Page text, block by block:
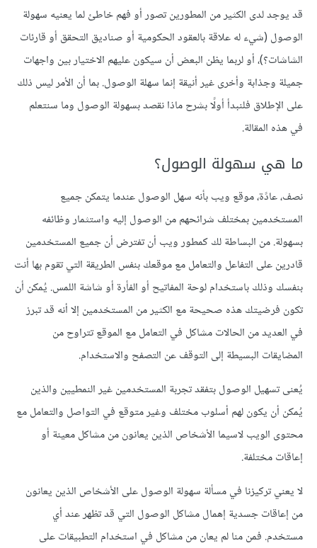
قد يوجد لدى الكثير من المطورين تصور أو فهم خاطئ لما يعنيه سهولة
الوصول (شيء له علاقة بالعقود الحكومية أو صناديق التحقق أو قارئات
الشاشات؟)، أو لربما يظن البعض أن سيكون عليهم الاختيار بين واجهات
جميلة وجذابة وأخرى غير أنيقة إنما سهلة الوصول. بما أن الأمر ليس ذلك
على الإطلاق فلنبدأ أولًا بشرح ماذا نقصد بسهولة الوصول وما سنتعلم
في هذه المقالة.
ما هي سهولة الوصول؟
نصف، عادًة، موقع ويب بأنه سهل الوصول عندما يتمكن جميع
المستخدمين بمختلف شرائحهم من الوصول إليه واستثمار وظائفه
بسهولة. من البساطة لك كمطور ويب أن تفترض أن جميع المستخدمين
قادرين على التفاعل والتعامل مع موقعك بنفس الطريقة التي تقوم بها أنت
بنفسك وذلك باستخدام لوحة المفاتيح أو الفأرة أو شاشة اللمس. يُمكن أن
تكون فرضيتك هذه صحيحة مع الكثير من المستخدمين إلا أنه قد تبرز
في العديد من الحالات مشاكل في التعامل مع الموقع تتراوح من
المضايقات البسيطة إلى التوقف عن التصفح والاستخدام.
يُعنى تسهيل الوصول بتفقد تجربة المستخدمين غير النمطيين والذين
يُمكن أن يكون لهم أسلوب مختلف وغير متوقع في التواصل والتعامل مع
محتوى الويب لاسيما الأشخاص الذين يعانون من مشاكل معينة أو
إعاقات مختلفة.
لا يعني تركيزنا في مسألة سهولة الوصول على الأشخاص الذين يعانون
من إعاقات جسدية إهمال مشاكل الوصول التي قد تظهر عند أي
مستخدم. فمن منا لم يعان من مشاكل في استخدام التطبيقات على